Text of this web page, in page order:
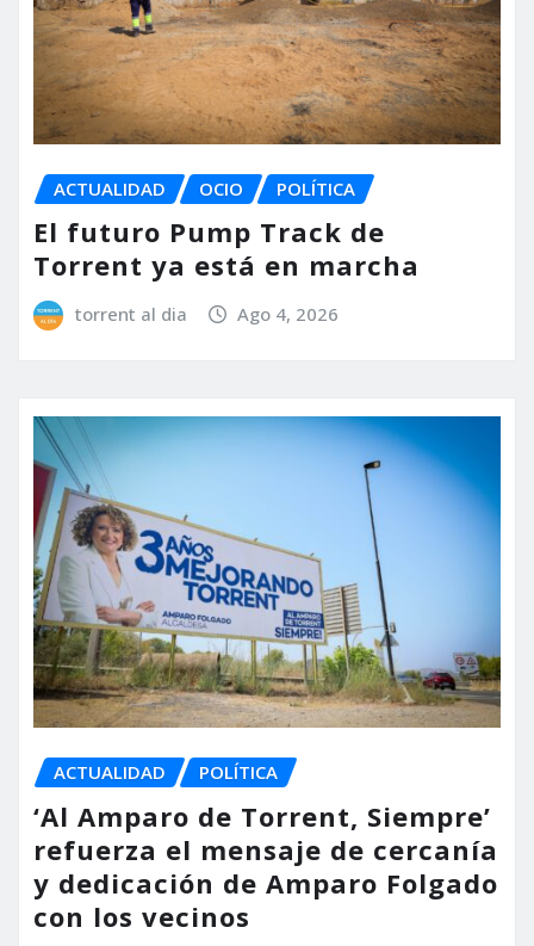
ACTUALIDAD OCIO POLÍTICA
El futuro Pump Track de
Torrent ya está en marcha
torrent al dia Ago 4, 2026
ACTUALIDAD POLÍTICA
‘Al Amparo de Torrent, Siempre’
refuerza el mensaje de cercanía
y dedicación de Amparo Folgado
con los vecinos